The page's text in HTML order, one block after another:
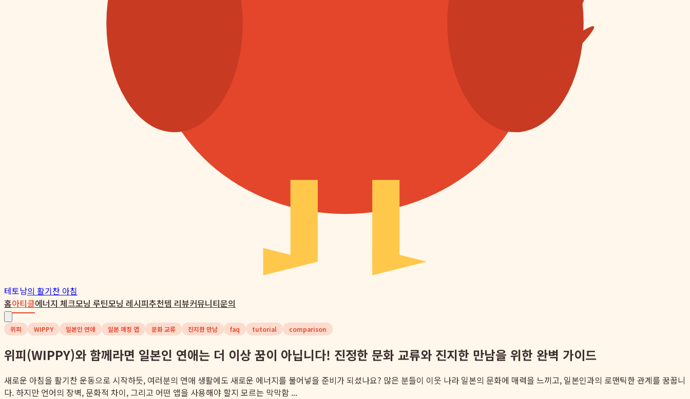
테토남의 활기찬 아침
홈아티클에너지 체크모닝 루틴모닝 레시피추천템 리뷰커뮤니티문의
위피 WIPPY 일본인 연애 일본 매칭 앱 문화 교류 진지한 만남 faq tutorial comparison
위피(WIPPY)와 함께라면 일본인 연애는 더 이상 꿈이 아닙니다! 진정한 문화 교류와 진지한 만남을 위한 완벽 가이드
새로운 아침을 활기찬 운동으로 시작하듯, 여러분의 연애 생활에도 새로운 에너지를 불어넣을 준비가 되셨나요? 많은 분들이 이웃 나라 일본의 문화에 매력을 느끼고, 일본인과의 로맨틱한 관계를 꿈꿉니
다. 하지만 언어의 장벽, 문화적 차이, 그리고 어떤 앱을 사용해야 할지 모르는 막막함 ...